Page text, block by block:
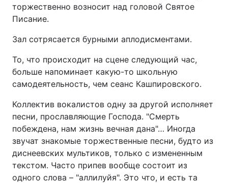
торжественно возносит над головой Святое
Писание.
Зал сотрясается бурными аплодисментами.
То, что происходит на сцене следующий час,
больше напоминает какую-то школьную
самодеятельность, чем сеанс Кашпировского.
Коллектив вокалистов одну за другой исполняет
песни, прославляющие Господа. "Смерть
побеждена, нам жизнь вечная дана"… Иногда
звучат знакомые торжественные песни, будто из
диснеевских мультиков, только с измененным
текстом. Часто припев вообще состоит из
одного слова – "аллилуйя". Это что, и есть та